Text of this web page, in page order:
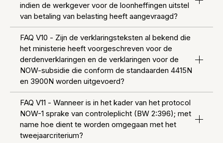
indien de werkgever voor de loonheffingen uitstel
van betaling van belasting heeft aangevraagd?
FAQ V10 - Zijn de verklaringsteksten al bekend die
het ministerie heeft voorgeschreven voor de
derdenverklaringen en de verklaringen voor de
NOW-subsidie die conform de standaarden 4415N
en 3900N worden uitgevoerd?
FAQ V11 - Wanneer is in het kader van het protocol
NOW-1 sprake van controleplicht (BW 2:396); met
name hoe dient te worden omgegaan met het
tweejaarcriterium?